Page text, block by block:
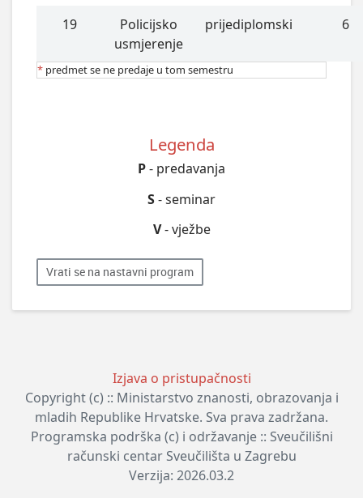
19
Policijsko
usmjerenje
prijediplomski 6
* predmet se ne predaje u tom semestru
Legenda
P- predavanja
S- seminar
V- vježbe
Vrati se na nastavni program
Izjava o pristupačnosti
Copyright (c) :: Ministarstvo znanosti, obrazovanja i
mladih Republike Hrvatske. Sva prava zadržana.
Programska podrška (c) i održavanje :: Sveučilišni
računski centar Sveučilišta u Zagrebu
Verzija: 2026.03.2